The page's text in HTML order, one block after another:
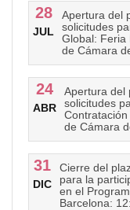
28
JUL
Apertura del
solicitudes
Global: Feria
de Cámara
24
ABR
Apertura del
solicitudes
de Cámara
31
DIC
Cierre del
para la
en el
Barcelona: